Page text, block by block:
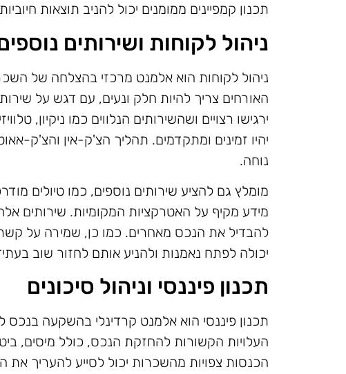
תכנון קמפיינים ממומנים יכול להניב תוצאות
ניהול לקוחות ושירותים
ניהול לקוחות הוא אלמנט מרכזי בהצלחה של
האורחים צריך להיות חלק ונעים, עם דגש על
ירגישו רצויים ושהשירותים הנלווים כמו ניקיון,
יהיו זמינים ומתקדמים. תהליך הצ'ק-אין והצ'ק-
נוחה.
מומלץ גם להציע שירותים נוספים, כמו טיולים
מידע מקיף על האטרקציות המקומיות. שירותים
להבדיל את הנכס מאחרים. כמו כן, שמירה על
יכולה לפתח נאמנות ולהניע אותם לחזור שוב
תכנון פיננסי וניהול סיכונים
תכנון פיננסי הוא אלמנט קרדינלי בהשקעה
העלויות הקשורות להחזקת הנכס, כולל מיסים,
הכנסות צפויות מהשכרות יכול לסייע להעריך